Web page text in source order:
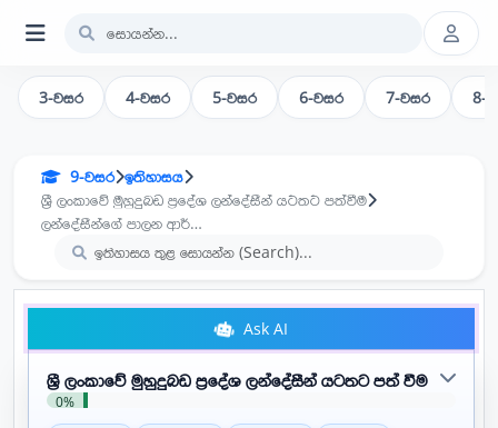
3-වසර 4-වසර 5-වසර 6-වසර 7-වසර 8-
9-වසර ඉතිහාසය
ශ්‍රී ලංකාවේ මුහුදුබඩ ප්‍රදේශ ලන්දේසීන් යටතට පත්වීම
ලන්දේසීන්ගේ පාලන ආර්ථික සමාජ හා සංස්කෘතික කටයුතු
Ask AI
ශ්‍රී ලංකාවේ මුහුදුබඩ ප්‍රදේශ ලන්දේසීන් යටතට පත් වීම
0%